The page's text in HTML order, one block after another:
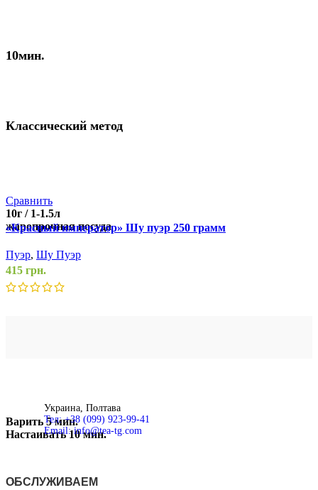
10мин.
Классический метод
10г / 1-1.5л
жаропрочная посуда
Варить5 мин.
Настаивать10 мин.
Сравнить
«Красный император» Шу пуэр 250 грамм
Пуэр, Шу Пуэр
415 грн.
Украина, Полтава
Тел: +38 (099) 923-99-41
Email: info@tea-tg.com
ОБСЛУЖИВАЕМ